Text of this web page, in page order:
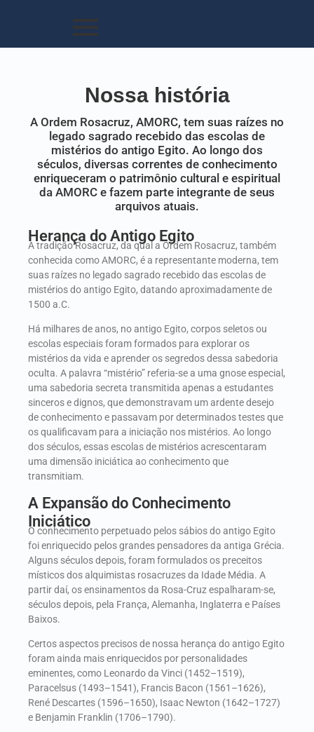
Nossa história
A Ordem Rosacruz, AMORC, tem suas raízes no
legado sagrado recebido das escolas de
mistérios do antigo Egito. Ao longo dos
séculos, diversas correntes de conhecimento
enriqueceram o patrimônio cultural e espiritual
da AMORC e fazem parte integrante de seus
arquivos atuais.
Herança do Antigo Egito
A tradição Rosacruz, da qual a Ordem Rosacruz, também
conhecida como AMORC, é a representante moderna, tem
suas raízes no legado sagrado recebido das escolas de
mistérios do antigo Egito, datando aproximadamente de
1500 a.C.
Há milhares de anos, no antigo Egito, corpos seletos ou
escolas especiais foram formados para explorar os
mistérios da vida e aprender os segredos dessa sabedoria
oculta. A palavra “mistério” referia-se a uma gnose especial,
uma sabedoria secreta transmitida apenas a estudantes
sinceros e dignos, que demonstravam um ardente desejo
de conhecimento e passavam por determinados testes que
os qualificavam para a iniciação nos mistérios. Ao longo
dos séculos, essas escolas de mistérios acrescentaram
uma dimensão iniciática ao conhecimento que
transmitiam.
A Expansão do Conhecimento
Iniciático
O conhecimento perpetuado pelos sábios do antigo Egito
foi enriquecido pelos grandes pensadores da antiga Grécia.
Alguns séculos depois, foram formulados os preceitos
místicos dos alquimistas rosacruzes da Idade Média. A
partir daí, os ensinamentos da Rosa-Cruz espalharam-se,
séculos depois, pela França, Alemanha, Inglaterra e Países
Baixos.
Certos aspectos precisos de nossa herança do antigo Egito
foram ainda mais enriquecidos por personalidades
eminentes, como Leonardo da Vinci (1452–1519),
Paracelsus (1493–1541), Francis Bacon (1561–1626),
René Descartes (1596–1650), Isaac Newton (1642–1727)
e Benjamin Franklin (1706–1790).